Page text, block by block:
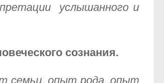
услышанного и
сознания.
семьи, опыт рода, опыт